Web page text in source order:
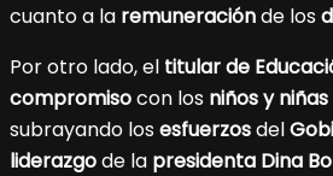
cuanto a la remuneraciónde los
Por otro lado, el titular de
compromisocon los niños y niñas
subrayando losesfuerzosdel
liderazgode la presidenta Dina